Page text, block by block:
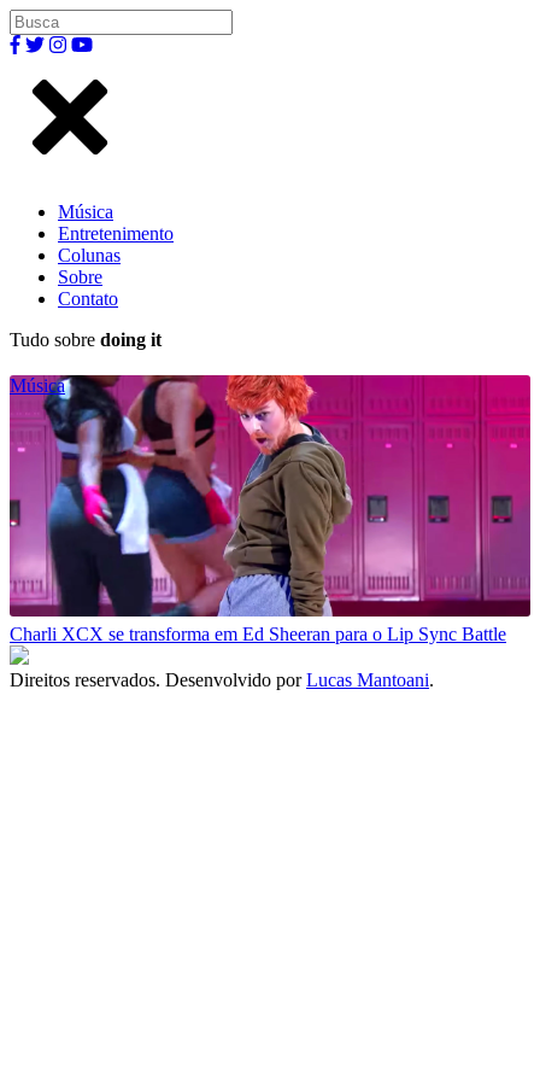
Música
Entretenimento
Colunas
Sobre
Contato
Tudo sobre doing it
Música
Charli XCX se transforma em Ed Sheeran para o Lip Sync Battle
Direitos reservados. Desenvolvido porLucas Mantoani.